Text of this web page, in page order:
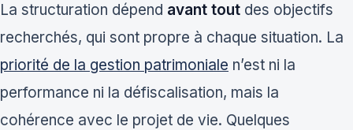
La structuration dépend avant tout des objectifs
recherchés, qui sont propre à chaque situation. La
priorité de la gestion patrimoniale n’est ni la
performance ni la défiscalisation, mais la
cohérence avec le projet de vie. Quelques